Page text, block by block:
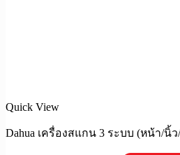
Quick View
Dahua เครื่องสแกน 3 ระบบ (หน้า/นิ้